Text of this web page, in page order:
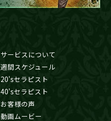
サービスについて
週間スケジュール
20'sセラピスト
40'sセラピスト
お客様の声
動画ムービー